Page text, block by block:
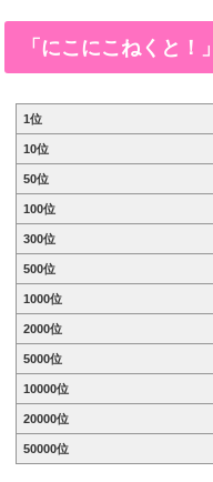
「にこにこねくと！」
1位
10位
50位
100位
300位
500位
1000位
2000位
5000位
10000位
20000位
50000位